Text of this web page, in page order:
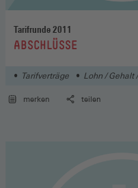
Tarifrunde 2011
:ABSCHLÜSSE
Tarifverträge Lohn / Gehalt
merken teilen